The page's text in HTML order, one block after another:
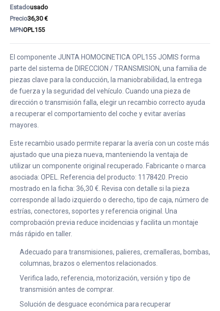
Estadousado
Precio36,30 €
MPNOPL155
El componente JUNTA HOMOCINETICA OPL155 JOMIS forma
parte del sistema de DIRECCION / TRANSMISION, una familia de
piezas clave para la conducción, la maniobrabilidad, la entrega
de fuerza y la seguridad del vehículo. Cuando una pieza de
dirección o transmisión falla, elegir un recambio correcto ayuda
a recuperar el comportamiento del coche y evitar averías
mayores.
Este recambio usado permite reparar la avería con un coste más
ajustado que una pieza nueva, manteniendo la ventaja de
utilizar un componente original recuperado. Fabricante o marca
asociada: OPEL. Referencia del producto: 1178420. Precio
mostrado en la ficha: 36,30 €. Revisa con detalle si la pieza
corresponde al lado izquierdo o derecho, tipo de caja, número de
estrías, conectores, soportes y referencia original. Una
comprobación previa reduce incidencias y facilita un montaje
más rápido en taller.
Adecuado para transmisiones, palieres, cremalleras, bombas,
columnas, brazos o elementos relacionados.
Verifica lado, referencia, motorización, versión y tipo de
transmisión antes de comprar.
Solución de desguace económica para recuperar